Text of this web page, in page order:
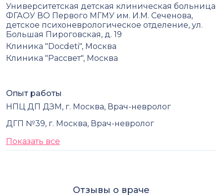
Университетская детская клиническая больница
ФГАОУ ВО Первого МГМУ им. И.М. Сеченова,
детское психоневрологическое отделение, ул.
Большая Пироговская, д. 19
Клиника "Docdeti", Москва
Клиника "Рассвет", Москва
Опыт работы
НПЦ ДП ДЗМ, г. Москва, Врач-невролог
ДГП №39, г. Москва, Врач-невролог
Показать все
Отзывы о враче